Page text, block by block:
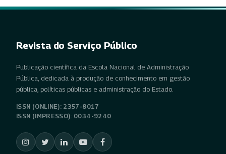
Revista do Serviço Público
Publicação científica da Escola Nacional de Administração
Pública, dedicada à produção de conhecimento em gestão
pública, políticas públicas e administração do Estado.
ISSN (ONLINE): 2357-8017
ISSN (IMPRESSO): 0034-9240